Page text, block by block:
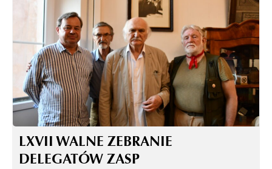
LXVII WALNE ZEBRANIE
DELEGATÓW ZASP